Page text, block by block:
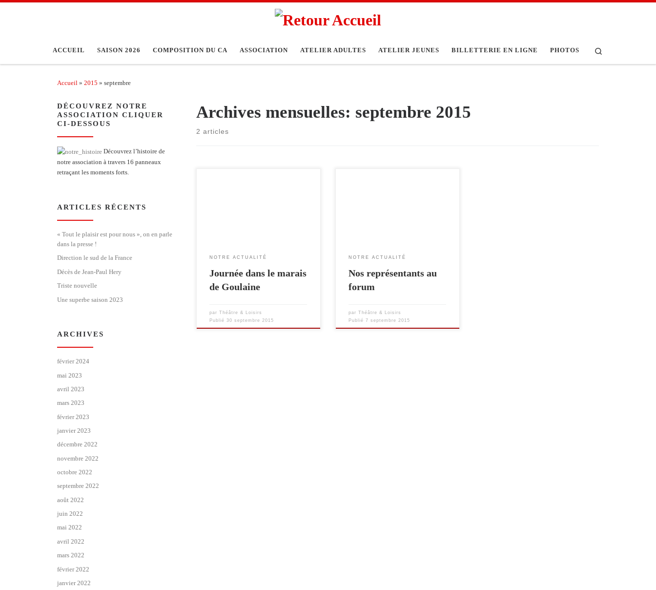
ACCUEIL SAISON 2026 COMPOSITION DU CA ASSOCIATION ATELIER ADULTES ATELIER JEUNES BILLETTERIE EN LIGNE PHOTOS
Accueil » 2015 » septembre
Archives mensuelles: septembre 2015
2 articles
NOTRE ACTUALITÉ
Journée dans le marais
de Goulaine
parThéâtre & Loisirs
Publié30 septembre 2015
NOTRE ACTUALITÉ
Nos représentants au
forum
parThéâtre & Loisirs
Publié7 septembre 2015
DÉCOUVREZ NOTRE
ASSOCIATION CLIQUER
CI-DESSOUS
Découvrez l’histoire de
notre association à travers 16 panneaux
retraçant les moments forts.
ARTICLES RÉCENTS
« Tout le plaisir est pour nous », on en parle
dans la presse !
Direction le sud de la France
Décès de Jean-Paul Hery
Triste nouvelle
Une superbe saison 2023
ARCHIVES
février 2024
mai 2023
avril 2023
mars 2023
février 2023
janvier 2023
décembre 2022
novembre 2022
octobre 2022
septembre 2022
août 2022
juin 2022
mai 2022
avril 2022
mars 2022
février 2022
janvier 2022